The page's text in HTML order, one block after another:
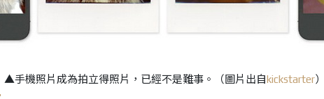
▲手機照片成為拍立得照片，已經不是難事。（圖片出自kickstarter）